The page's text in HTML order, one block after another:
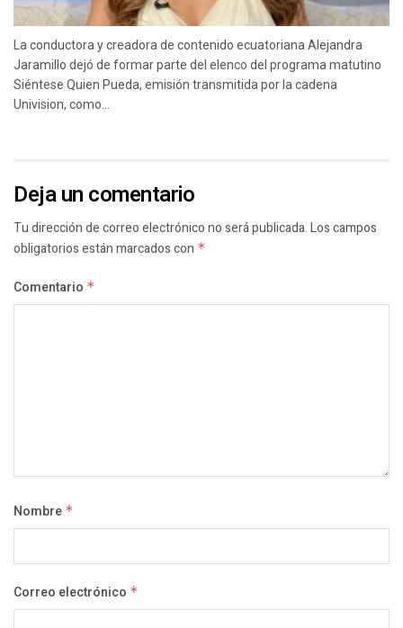
La conductora y creadora de contenido ecuatoriana Alejandra
Jaramillo dejó de formar parte del elenco del programa matutino
Siéntese Quien Pueda, emisión transmitida por la cadena
Univision, como...
Deja un comentario
Tu dirección de correo electrónico no será publicada.Los campos
obligatorios están marcados con *
Comentario *
Nombre *
Correo electrónico *